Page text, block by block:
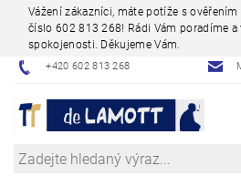
Vážení zákazníci, máte potíže s ověřením
číslo 602 813 268! Rádi Vám poradíme a
spokojenosti. Děkujeme Vám.
+420 602 813 268